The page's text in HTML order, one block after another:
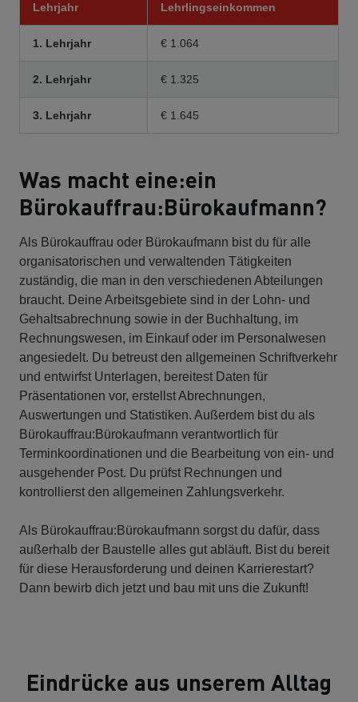
Lehrjahr Lehrlingseinkommen
1. Lehrjahr € 1.064
2. Lehrjahr € 1.325
3. Lehrjahr € 1.645
Was macht eine:ein
Bürokauffrau:Bürokaufmann?
Als Bürokauffrau oder Bürokaufmann bist du für alle
organisatorischen und verwaltenden Tätigkeiten
zuständig, die man in den verschiedenen Abteilungen
braucht. Deine Arbeitsgebiete sind in der Lohn- und
Gehaltsabrechnung sowie in der Buchhaltung, im
Rechnungswesen, im Einkauf oder im Personalwesen
angesiedelt. Du betreust den allgemeinen Schriftverkehr
und entwirfst Unterlagen, bereitest Daten für
Präsentationen vor, erstellst Abrechnungen,
Auswertungen und Statistiken. Außerdem bist du als
Bürokauffrau:Bürokaufmann verantwortlich für
Terminkoordinationen und die Bearbeitung von ein- und
ausgehender Post. Du prüfst Rechnungen und
kontrollierst den allgemeinen Zahlungsverkehr.
Als Bürokauffrau:Bürokaufmann sorgst du dafür, dass
außerhalb der Baustelle alles gut abläuft. Bist du bereit
für diese Herausforderung und deinen Karrierestart?
Dann bewirb dich jetzt und bau mit uns die Zukunft!
Eindrücke aus unserem Alltag